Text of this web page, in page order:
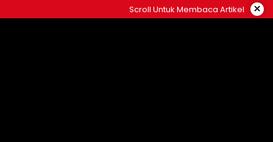
to
Scroll Untuk Membaca Artikel ×